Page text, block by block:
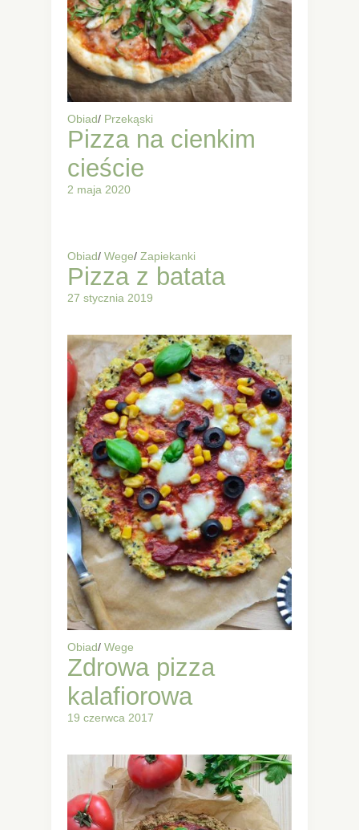
Obiad/ Przekąski
Pizza na cienkim
cieście
2 maja 2020
Obiad/ Wege/ Zapiekanki
Pizza z batata
27 stycznia 2019
Obiad/ Wege
Zdrowa pizza
kalafiorowa
19 czerwca 2017